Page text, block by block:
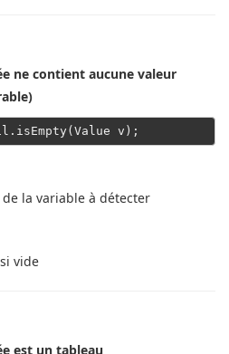
ne contient aucune valeur
la variable à détecter
vide
est un tableau